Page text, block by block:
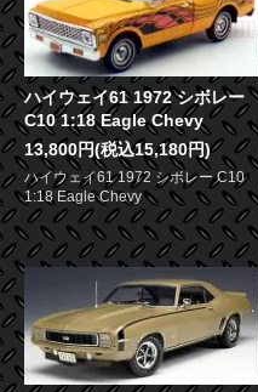
ハイウェイ61 1972 シボレー
C10 1:18 Eagle Chevy
13,800円(税込15,180円)
ハイウェイ61 1972 シボレー C10
1:18 Eagle Chevy